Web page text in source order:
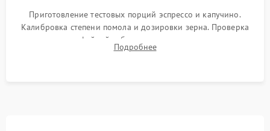
Приготовление тестовых порций эспрессо и капучино.
Калибровка степени помола и дозировки зерна. Проверка
плотности кофейной таблетки, температуры напитка и
качества молочной пены. Контроль отсутствия посторонних
Подробнее